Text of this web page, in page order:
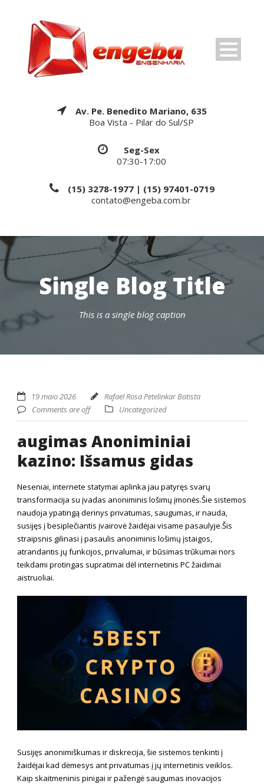
Av. Pe. Benedito Mariano, 635
Boa Vista - Pilar do Sul/SP
Seg-Sex
07:30-17:00
(15) 3278-1977 | (15) 97401-0719
contato@engeba.com.br
Single Blog Title
This is a single blog caption
19 maio 2026
Rafael Rosa Petelinkar Batista
Comments are off
Uncategorized
augimas Anoniminiai
kazino: Išsamus gidas
Neseniai, internete statymai aplinka jau patyręs svarų
transformacija su įvadas anoniminis lošimų įmonės.Šie sistemos
naudoja ypatingą derinys privatumas, saugumas, ir nauda,
susijęs į besiplečiantis įvairovė žaidėjai visame pasaulyje.Šis
straipsnis gilinasi į pasaulis anoniminis lošimų įstaigos,
atrandantis jų funkcijos, privalumai, ir būsimas trūkumai nors
teikdami protingas supratimai dėl internetinis PC žaidimai
aistruoliai.
Susijęs anonimiškumas ir diskrecija, šie sistemos tenkinti į
žaidėjai kad dėmesys ant privatumas į jų internetinis veiklos.
Kaip skaitmeninis pinigai ir pažengė saugumas inovacijos